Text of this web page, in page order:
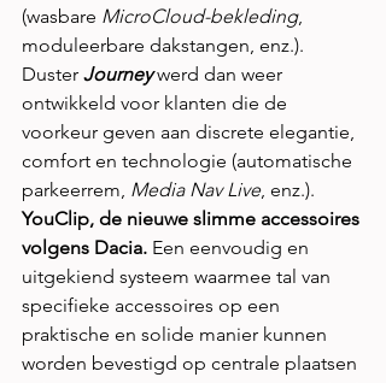
(wasbare MicroCloud-bekleding,
moduleerbare dakstangen, enz.).
Duster Journey werd dan weer
ontwikkeld voor klanten die de
voorkeur geven aan discrete elegantie,
comfort en technologie (automatische
parkeerrem, Media Nav Live, enz.).
YouClip, de nieuwe slimme accessoires
volgens Dacia. Een eenvoudig en
uitgekiend systeem waarmee tal van
specifieke accessoires op een
praktische en solide manier kunnen
worden bevestigd op centrale plaatsen